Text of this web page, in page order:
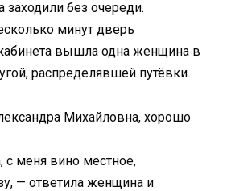
заходили без очереди.
минут дверь
вышла одна женщина в
распределявшей путёвки.
Михайловна, хорошо
с меня вино местное,
— ответила женщина и